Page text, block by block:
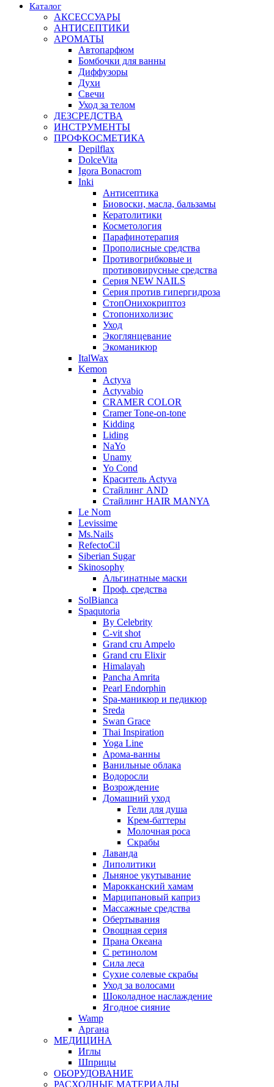
Каталог
АКСЕССУАРЫ
АНТИСЕПТИКИ
АРОМАТЫ
Автопарфюм
Бомбочки для ванны
Диффузоры
Духи
Свечи
Уход за телом
ДЕЗСРЕДСТВА
ИНСТРУМЕНТЫ
ПРОФКОСМЕТИКА
Depilflax
DolceVita
Igora Bonacrom
Inki
Антисептика
Биовоски, масла, бальзамы
Кератолитики
Косметология
Парафинотерапия
Прополисные средства
Противогрибковые и
противовирусные средства
Серия NEW NAILS
Серия против гипергидроза
СтопОнихокриптоз
Стопонихолизис
Уход
Экоглянцевание
Экоманикюр
ItalWax
Kemon
Actyva
Actyvabio
CRAMER COLOR
Cramer Tone-on-tone
Kidding
Liding
NaYo
Unamy
Yo Cond
Краситель Actyva
Стайлинг AND
Стайлинг HAIR MANYA
Le Nom
Levissime
Ms.Nails
RefectoCil
Siberian Sugar
Skinosophy
Альгинатные маски
Проф. средства
SolBianca
Spaqutoria
By Celebrity
C-vit shot
Grand cru Ampelo
Grand сru Elixir
Himalayah
Pancha Amrita
Pearl Endorphin
Spa-маникюр и педикюр
Sreda
Swan Grace
Thai Inspiration
Yoga Line
Арома-ванны
Ванильные облака
Водоросли
Возрождение
Домашний уход
Гели для душа
Крем-баттеры
Молочная роса
Скрабы
Лаванда
Липолитики
Льняное укутывание
Марокканский хамам
Марципановый каприз
Массажные средства
Обертывания
Овощная серия
Прана Океана
С ретинолом
Сила леса
Сухие солевые скрабы
Уход за волосами
Шоколадное наслаждение
Ягодное сияние
Wamp
Аргана
МЕДИЦИНА
Иглы
Шприцы
ОБОРУДОВАНИЕ
РАСХОДНЫЕ МАТЕРИАЛЫ